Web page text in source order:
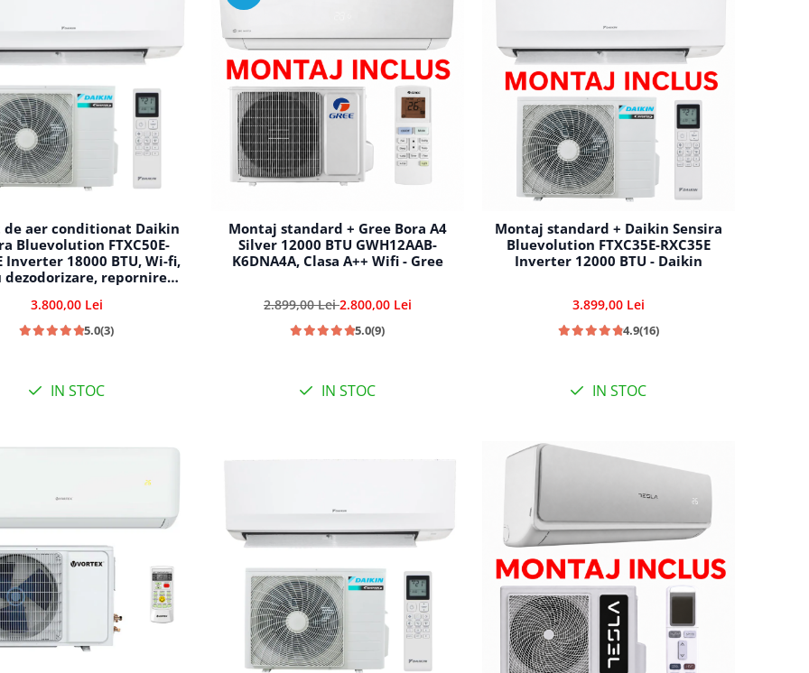
de aer conditionat Daikin
Bluevolution FTXC50E-
Inverter 18000 BTU, Wi-fi,
repornire
automata racire-
incalzire
3.800,00 Lei
5.0(3)
IN STOC
Montaj standard + Gree Bora A4
Silver 12000 BTU GWH12AAB-
K6DNA4A, Clasa A++ Wifi - Gree
2.899,00 Lei2.800,00 Lei
5.0(9)
IN STOC
Montaj standard + Daikin Sensira
Bluevolution FTXC35E-RXC35E
Inverter 12000 BTU - Daikin
3.899,00 Lei
4.9(16)
IN STOC